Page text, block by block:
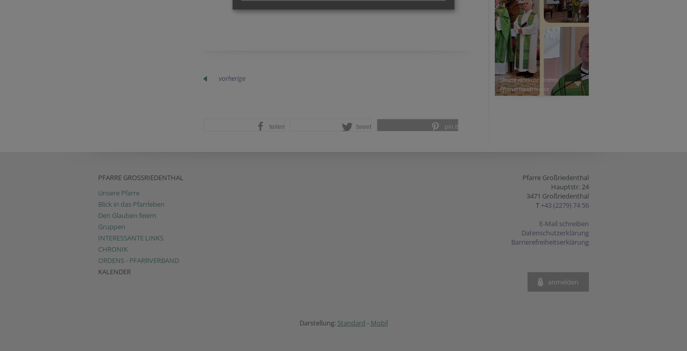
vorherige
teilen tweet pin it
Unsere jährliche Ordens-
Pfarrverbandsmesse
PFARRE GROSSRIEDENTHAL
Unsere Pfarre
Blick in das Pfarrleben
Den Glauben feiern
Gruppen
INTERESSANTE LINKS
CHRONIK
ORDENS - PFARRVERBAND
KALENDER
Pfarre Großriedenthal
Hauptstr. 24
3471 Großriedenthal
T +43 (2279) 74 56
E-Mail schreiben
Datenschutzerklärung
Barrierefreiheitserklärung
anmelden
Darstellung: Standard - Mobil